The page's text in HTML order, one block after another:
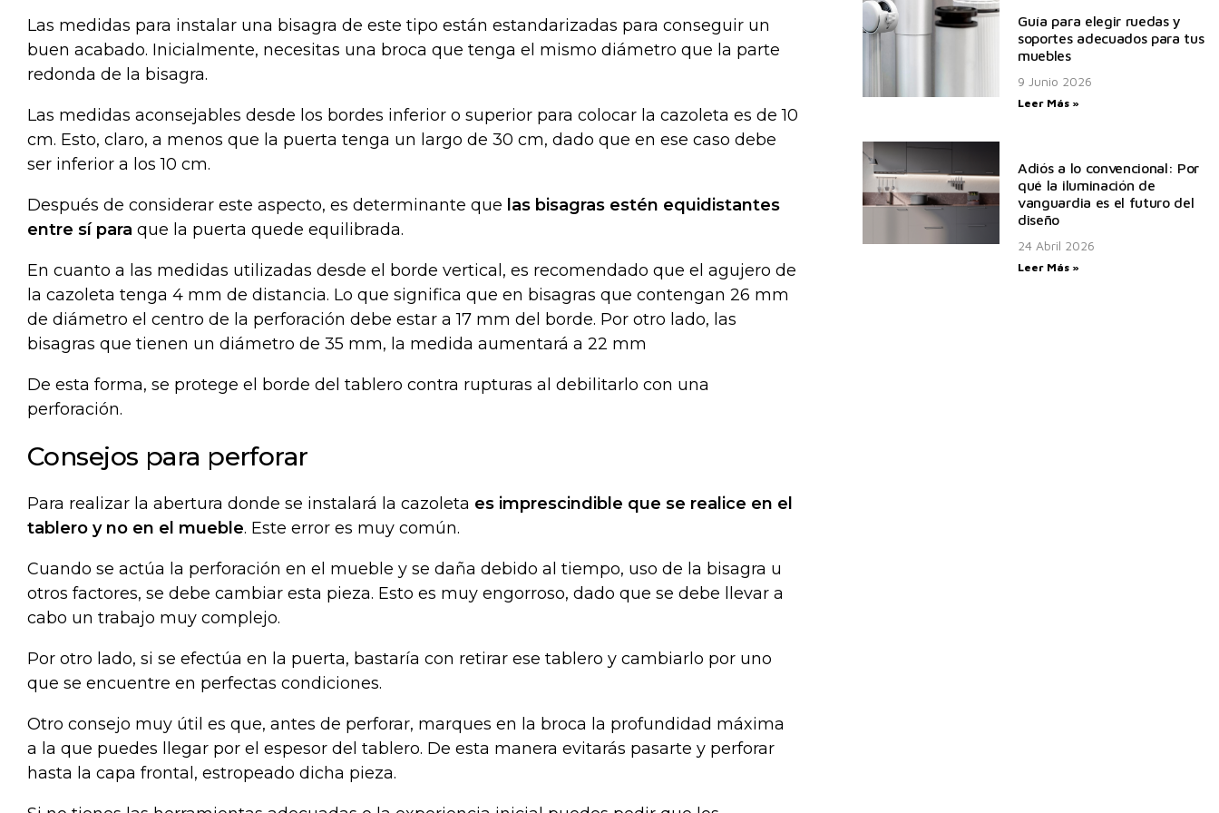
Las medidas para instalar una bisagra de este tipo están estandarizadas para conseguir un
buen acabado. Inicialmente, necesitas una broca que tenga el mismo diámetro que la parte
redonda de la bisagra.
Las medidas aconsejables desde los bordes inferior o superior para colocar la cazoleta es de 10
cm. Esto, claro, a menos que la puerta tenga un largo de 30 cm, dado que en ese caso debe
ser inferior a los 10 cm.
Después de considerar este aspecto, es determinante que las bisagras estén equidistantes
entre sí para que la puerta quede equilibrada.
En cuanto a las medidas utilizadas desde el borde vertical, es recomendado que el agujero de
la cazoleta tenga 4 mm de distancia. Lo que significa que en bisagras que contengan 26 mm
de diámetro el centro de la perforación debe estar a 17 mm del borde. Por otro lado, las
bisagras que tienen un diámetro de 35 mm, la medida aumentará a 22 mm
De esta forma, se protege el borde del tablero contra rupturas al debilitarlo con una
perforación.
Consejos para perforar
Para realizar la abertura donde se instalará la cazoleta es imprescindible que se realice en el
tablero y no en el mueble. Este error es muy común.
Cuando se actúa la perforación en el mueble y se daña debido al tiempo, uso de la bisagra u
otros factores, se debe cambiar esta pieza. Esto es muy engorroso, dado que se debe llevar a
cabo un trabajo muy complejo.
Por otro lado, si se efectúa en la puerta, bastaría con retirar ese tablero y cambiarlo por uno
que se encuentre en perfectas condiciones.
Otro consejo muy útil es que, antes de perforar, marques en la broca la profundidad máxima
a la que puedes llegar por el espesor del tablero. De esta manera evitarás pasarte y perforar
hasta la capa frontal, estropeado dicha pieza.
Guía para elegir ruedas y
soportes adecuados para tus
muebles
9 Junio 2026
Leer Más »
Adiós a lo convencional: Por
qué la iluminación de
vanguardia es el futuro del
diseño
24 Abril 2026
Leer Más »